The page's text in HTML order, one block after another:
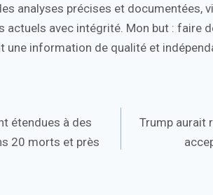
analyses précises et documentées,
actuels avec intégrité. Mon but : faire
une information de qualité et
étendues à des
20 morts et près
Trump aurait